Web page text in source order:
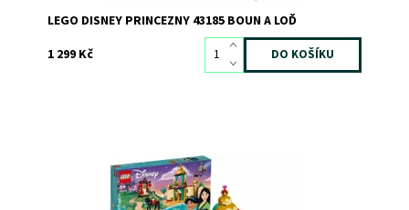
LEGO DISNEY PRINCEZNY 43185 BOUN A LOĎ
1 299 Kč
Inspirujte se k hraní nekonečných dobrodružství s
nápaditou disneyovskou sadou